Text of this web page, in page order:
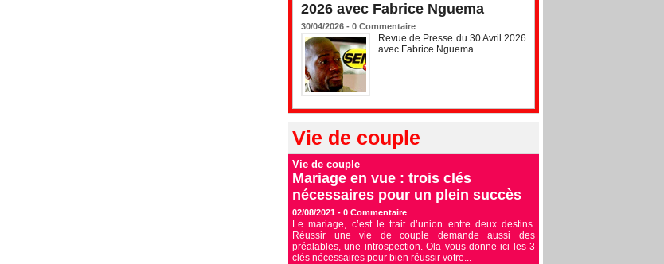
2026 avec Fabrice Nguema
30/04/2026 - 0 Commentaire
Revue de Presse du 30 Avril 2026
avec Fabrice Nguema
Vie de couple
Vie de couple
Mariage en vue : trois clés
nécessaires pour un plein succès
02/08/2021 - 0 Commentaire
Le mariage, c’est le trait d’union entre deux destins.
Réussir une vie de couple demande aussi des
préalables, une introspection. Ola vous donne ici les 3
clés nécessaires pour bien réussir votre...